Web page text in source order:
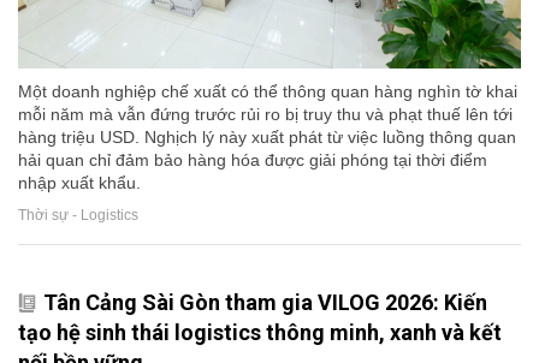
Một doanh nghiệp chế xuất có thể thông quan hàng nghìn tờ khai
mỗi năm mà vẫn đứng trước rủi ro bị truy thu và phạt thuế lên tới
hàng triệu USD. Nghịch lý này xuất phát từ việc luồng thông quan
hải quan chỉ đảm bảo hàng hóa được giải phóng tại thời điểm
nhập xuất khẩu.
Thời sự - Logistics
Tân Cảng Sài Gòn tham gia VILOG 2026: Kiến
tạo hệ sinh thái logistics thông minh, xanh và kết